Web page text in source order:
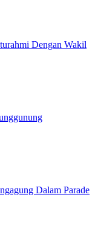
Dengan Wakil
Dalam Parade